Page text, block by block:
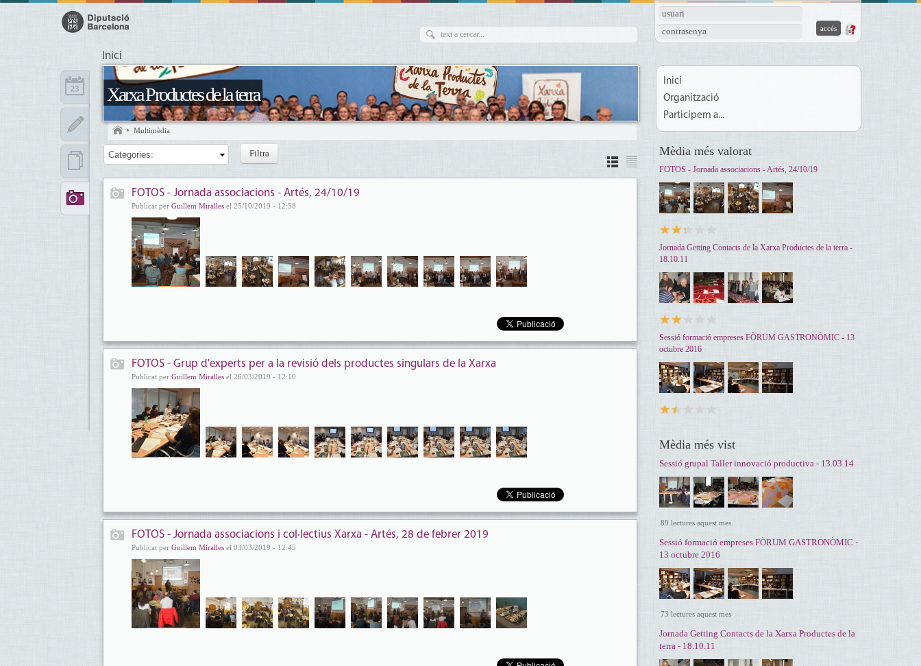
usuari
contrasenya
Inici
Xarxa Productes de la terra
Multimèdia
Categories:
FOTOS - Jornada associacions - Artés, 24/10/19
Publicat per Guillem Miralles el 25/10/2019 - 12:58
FOTOS - Grup d'experts per a la revisió dels productes singulars de la Xarxa
Publicat per Guillem Miralles el 26/03/2019 - 12:10
FOTOS - Jornada associacions i col·lectius Xarxa - Artés, 28 de febrer 2019
Publicat per Guillem Miralles el 03/03/2019 - 12:45
Inici
Organització
Participem a...
Mèdia més valorat
FOTOS - Jornada associacions - Artés, 24/10/19
Jornada Getting Contacts de la Xarxa Productes de la terra -
18.10.11
Sessió formació empreses FÒRUM GASTRONÒMIC - 13
octubre 2016
Mèdia més vist
Sessió grupal Taller innovació productiva - 13.03.14
89 lectures aquest mes
Sessió formació empreses FÒRUM GASTRONÒMIC -
13 octubre 2016
73 lectures aquest mes
Jornada Getting Contacts de la Xarxa Productes de la
terra - 18.10.11